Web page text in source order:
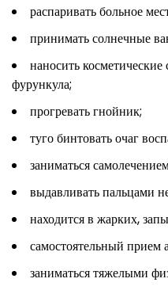
распаривать больное
принимать солнечные
наносить косметические
фурункула;
прогревать гнойник;
туго бинтовать очаг
заниматься
выдавливать пальцами
находится в жарких,
самостоятельный прием
заниматься тяжелыми